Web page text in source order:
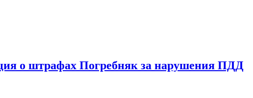
о штрафах Погребняк за нарушения ПДД